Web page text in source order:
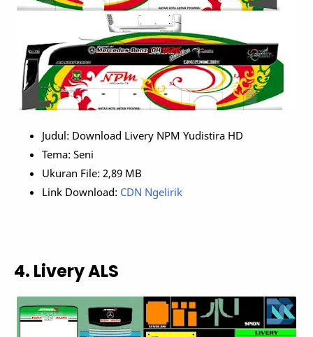
Judul: Download Livery NPM Yudistira HD
Tema: Seni
Ukuran File: 2,89 MB
Link Download: CDN Ngelirik
4. Livery ALS